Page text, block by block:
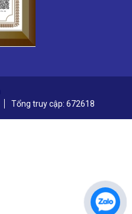
Tổng truy cập: 672618